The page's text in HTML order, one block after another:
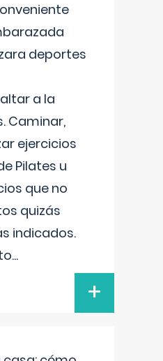
deportes
a la
Caminar,
ejercicios
Pilates u
que no
quizás
indicados.
...
+